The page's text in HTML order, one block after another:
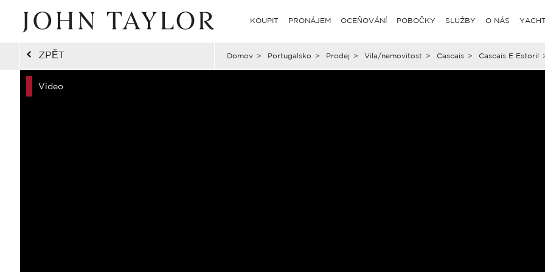
KOUPIT PRONÁJEM OCEŇOVÁNÍ POBOČKY SLUŽBY O NÁS
ZPĚT Domov > Portugalsko > Prodej > Vila/nemovitost > Cascais > Cascais E Estoril
Video